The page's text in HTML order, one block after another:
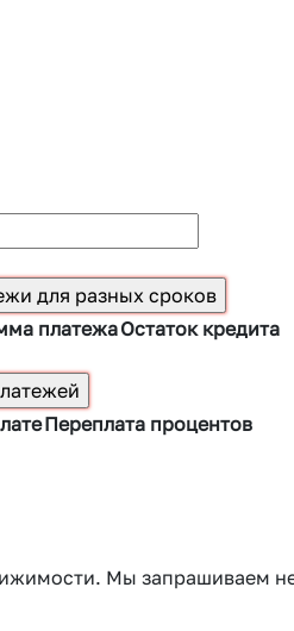
платежаОстаток кредита
Переплата процентов
Мы запрашиваем